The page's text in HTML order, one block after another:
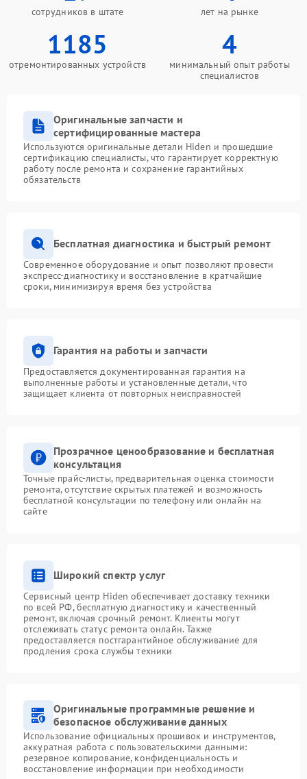
сотрудников в штате лет на рынке
1185
отремонтированных устройств
4
минимальный опыт работы
специалистов
Оригинальные запчасти и
сертифицированные мастера
Используются оригинальные детали Hiden и прошедшие
сертификацию специалисты, что гарантирует корректную
работу после ремонта и сохранение гарантийных
обязательств
Бесплатная диагностика и быстрый ремонт
Современное оборудование и опыт позволяют провести
экспресс-диагностику и восстановление в кратчайшие
сроки, минимизируя время без устройства
Гарантия на работы и запчасти
Предоставляется документированная гарантия на
выполненные работы и установленные детали, что
защищает клиента от повторных неисправностей
Прозрачное ценообразование и бесплатная
консультация
Точные прайс-листы, предварительная оценка стоимости
ремонта, отсутствие скрытых платежей и возможность
бесплатной консультации по телефону или онлайн на
сайте
Широкий спектр услуг
Сервисный центр Hiden обеспечивает доставку техники
по всей РФ, бесплатную диагностику и качественный
ремонт, включая срочный ремонт. Клиенты могут
отслеживать статус ремонта онлайн. Также
предоставляется постгарантийное обслуживание для
продления срока службы техники
Оригинальные программные решение и
безопасное обслуживание данных
Использование официальных прошивок и инструментов,
аккуратная работа с пользовательскими данными:
резервное копирование, конфиденциальность и
восстановление информации при необходимости